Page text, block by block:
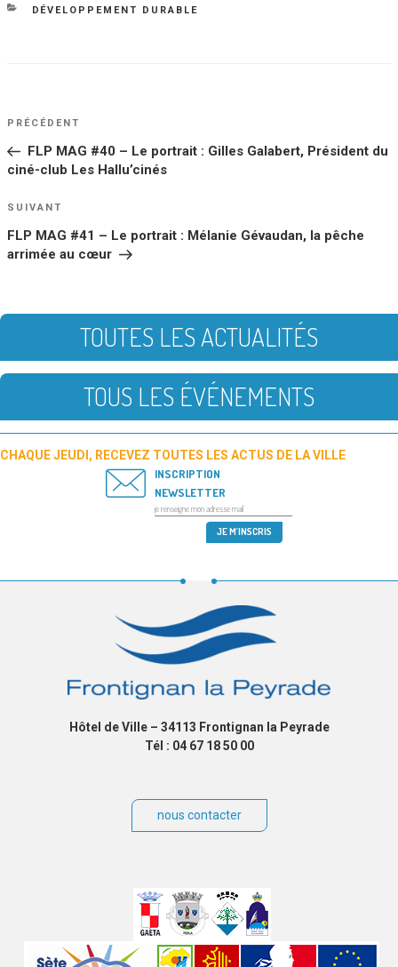
le
CATÉGORIES
DÉVELOPPEMENT DURABLE
NAVIGATION
DE
L’ARTICLE
Article
PRÉCÉDENT
FLP MAG #40 – Le portrait : Gilles Galabert, Président du
ciné-club Les Hallu’cinés
Article
SUIVANT
FLP MAG #41 – Le portrait : Mélanie Gévaudan, la pêche
arrimée au cœur
TOUTES LES ACTUALITÉS
TOUS LES ÉVÉNEMENTS
CHAQUE JEUDI, RECEVEZ TOUTES LES ACTUS DE LA VILLE
INSCRIPTION
NEWSLETTER
Hôtel de Ville – 34113 Frontignan la Peyrade
Tél : 04 67 18 50 00
nous contacter